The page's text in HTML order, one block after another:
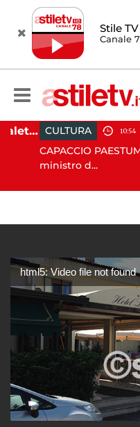
Stile
Canale
Martina Carbonaro, braccialetto elettronico per i genitori della 14enne uccisa dall'ex CULTURA 10:54
CAPACCIO
ministro d...
html5: Video file not found